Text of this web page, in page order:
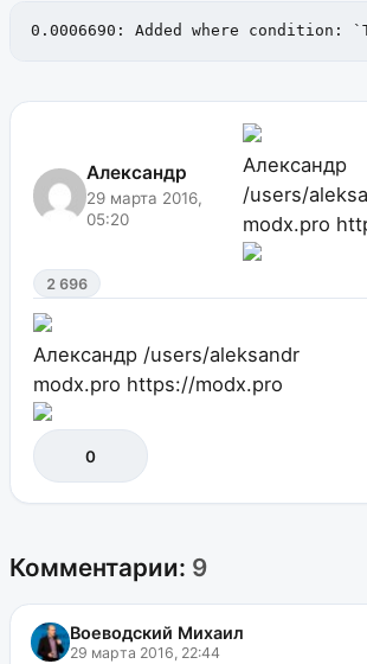
0.0006690: Added where condition:
Александр
29 марта 2016,
05:20
Александр
/users/
modx.pro
2 696
Александр /users/aleksandr
modx.pro https://modx.pro
0
Комментарии: 9
Воеводский Михаил
29 марта 2016, 22:44